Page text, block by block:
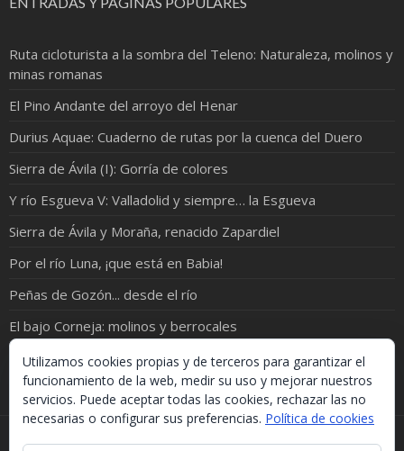
Ruta cicloturista a la sombra del Teleno: Naturaleza, molinos y
minas romanas
El Pino Andante del arroyo del Henar
Durius Aquae: Cuaderno de rutas por la cuenca del Duero
Sierra de Ávila (I): Gorría de colores
Y río Esgueva V: Valladolid y siempre… la Esgueva
Sierra de Ávila y Moraña, renacido Zapardiel
Por el río Luna, ¡que está en Babia!
Peñas de Gozón... desde el río
El bajo Corneja: molinos y berrocales
Río Pirón: de Samboal a Peñacarrasquilla
Si necesitas algo de este blog puedes cogerlo, lo único
Utilizamos cookies propias y de terceros para garantizar el
funcionamiento de la web, medir su uso y mejorar nuestros
servicios. Puede aceptar todas las cookies, rechazar las no
necesarias o configurar sus preferencias. Política de cookies